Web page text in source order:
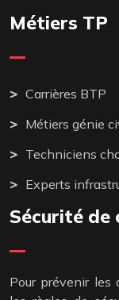
Métiers TP
Carrières BTP
Métiers génie
Techniciens
Experts
Sécurité de
Pour prévenir les